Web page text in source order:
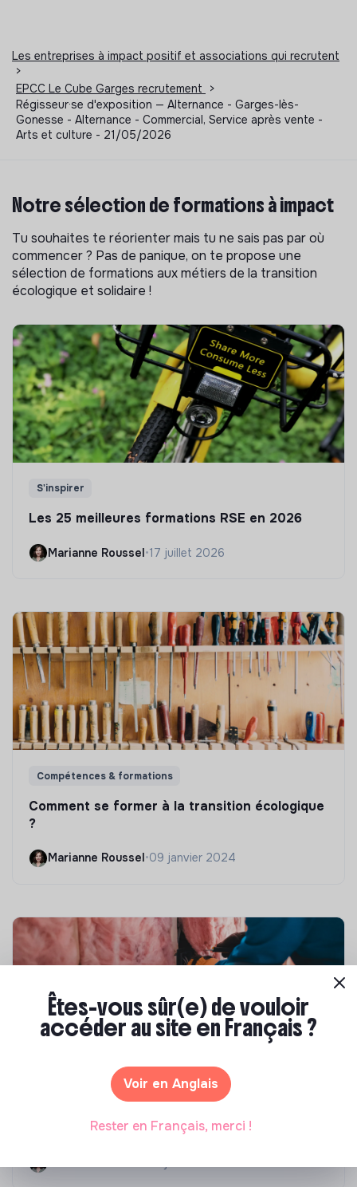
Les entreprises à impact positif et associations qui recrutent
>
EPCC Le Cube Garges recrutement
>
Régisseur·se d'exposition — Alternance - Garges-lès-
Gonesse - Alternance - Commercial, Service après vente -
Arts et culture - 21/05/2026
Notre sélection de formations à impact
Tu souhaites te réorienter mais tu ne sais pas par où
commencer ? Pas de panique, on te propose une
sélection de formations aux métiers de la transition
écologique et solidaire !
S'inspirer
Les 25 meilleures formations RSE en 2026
Marianne Roussel•17 juillet 2026
Compétences & formations
Comment se former à la transition écologique
?
Marianne Roussel •09 janvier 2024
Compétences & formations
énergétique des bâtiments
Êtes-vous sûr(e) de vouloir
accéder au site en Français ?
Voir en Anglais
Rester en Français, merci !